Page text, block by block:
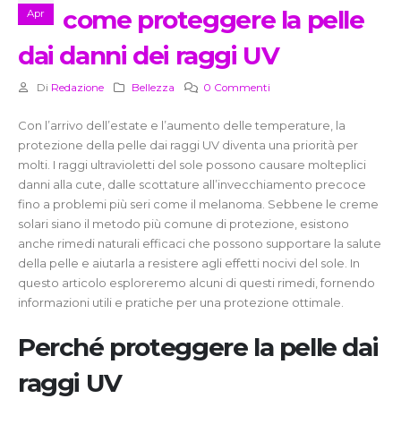
Apr
come proteggere la pelle
dai danni dei raggi UV
Di Redazione Bellezza 0 Commenti
Con l’arrivo dell’estate e l’aumento delle temperature, la
protezione della pelle dai raggi UV diventa una priorità per
molti. I raggi ultravioletti del sole possono causare molteplici
danni alla cute, dalle scottature all’invecchiamento precoce
fino a problemi più seri come il melanoma. Sebbene le creme
solari siano il metodo più comune di protezione, esistono
anche rimedi naturali efficaci che possono supportare la salute
della pelle e aiutarla a resistere agli effetti nocivi del sole. In
questo articolo esploreremo alcuni di questi rimedi, fornendo
informazioni utili e pratiche per una protezione ottimale.
Perché proteggere la pelle dai
raggi UV